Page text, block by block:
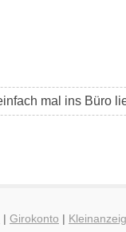
mal ins Büro
| Girokonto |